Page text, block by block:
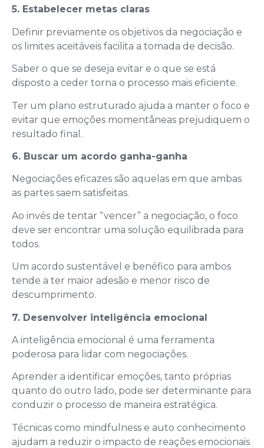
5. Estabelecer metas claras
Definir previamente os objetivos da negociação e
os limites aceitáveis facilita a tomada de decisão.
Saber o que se deseja evitar e o que se está
disposto a ceder torna o processo mais eficiente.
Ter um plano estruturado ajuda a manter o foco e
evitar que emoções momentâneas prejudiquem o
resultado final.
6. Buscar um acordo ganha-ganha
Negociações eficazes são aquelas em que ambas
as partes saem satisfeitas.
Ao invés de tentar “vencer” a negociação, o foco
deve ser encontrar uma solução equilibrada para
todos.
Um acordo sustentável e benéfico para ambos
tende a ter maior adesão e menor risco de
descumprimento.
7. Desenvolver inteligência emocional
A inteligência emocional é uma ferramenta
poderosa para lidar com negociações.
Aprender a identificar emoções, tanto próprias
quanto do outro lado, pode ser determinante para
conduzir o processo de maneira estratégica.
Técnicas como mindfulness e auto conhecimento
ajudam a reduzir o impacto de reações emocionais